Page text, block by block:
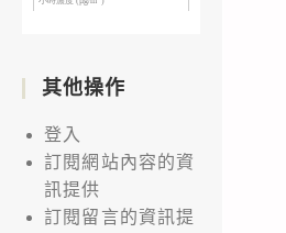
其他操作
登入
訂閱網站內容的資
訊提供
訂閱留言的資訊提